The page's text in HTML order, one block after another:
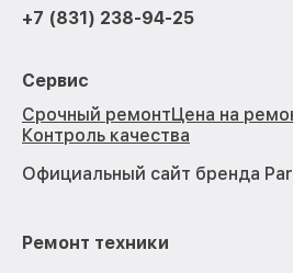
+7 (831) 238-94-25
Сервис
Срочный ремонтЦена на
Контроль качества
Официальный сайт бренда
Ремонт техники